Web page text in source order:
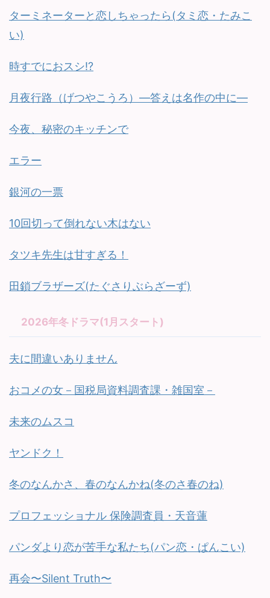
ターミネーターと恋しちゃったら(タミ恋・たみこ
い)
時すでにおスシ!?
月夜行路（げつやこうろ）—答えは名作の中に—
今夜、秘密のキッチンで
エラー
銀河の一票
10回切って倒れない木はない
タツキ先生は甘すぎる！
田鎖ブラザーズ(たぐさりぶらざーず)
2026年冬ドラマ(1月スタート)
夫に間違いありません
おコメの女－国税局資料調査課・雑国室－
未来のムスコ
ヤンドク！
冬のなんかさ、春のなんかね(冬のさ春のね)
プロフェッショナル 保険調査員・天音蓮
パンダより恋が苦手な私たち(パン恋・ぱんこい)
再会〜Silent Truth〜